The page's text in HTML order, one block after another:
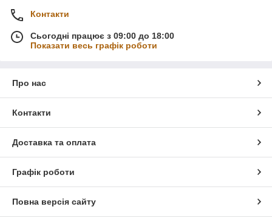
Контакти
Сьогодні працює з 09:00 до 18:00
Показати весь графік роботи
Про нас
Контакти
Доставка та оплата
Графік роботи
Повна версія сайту